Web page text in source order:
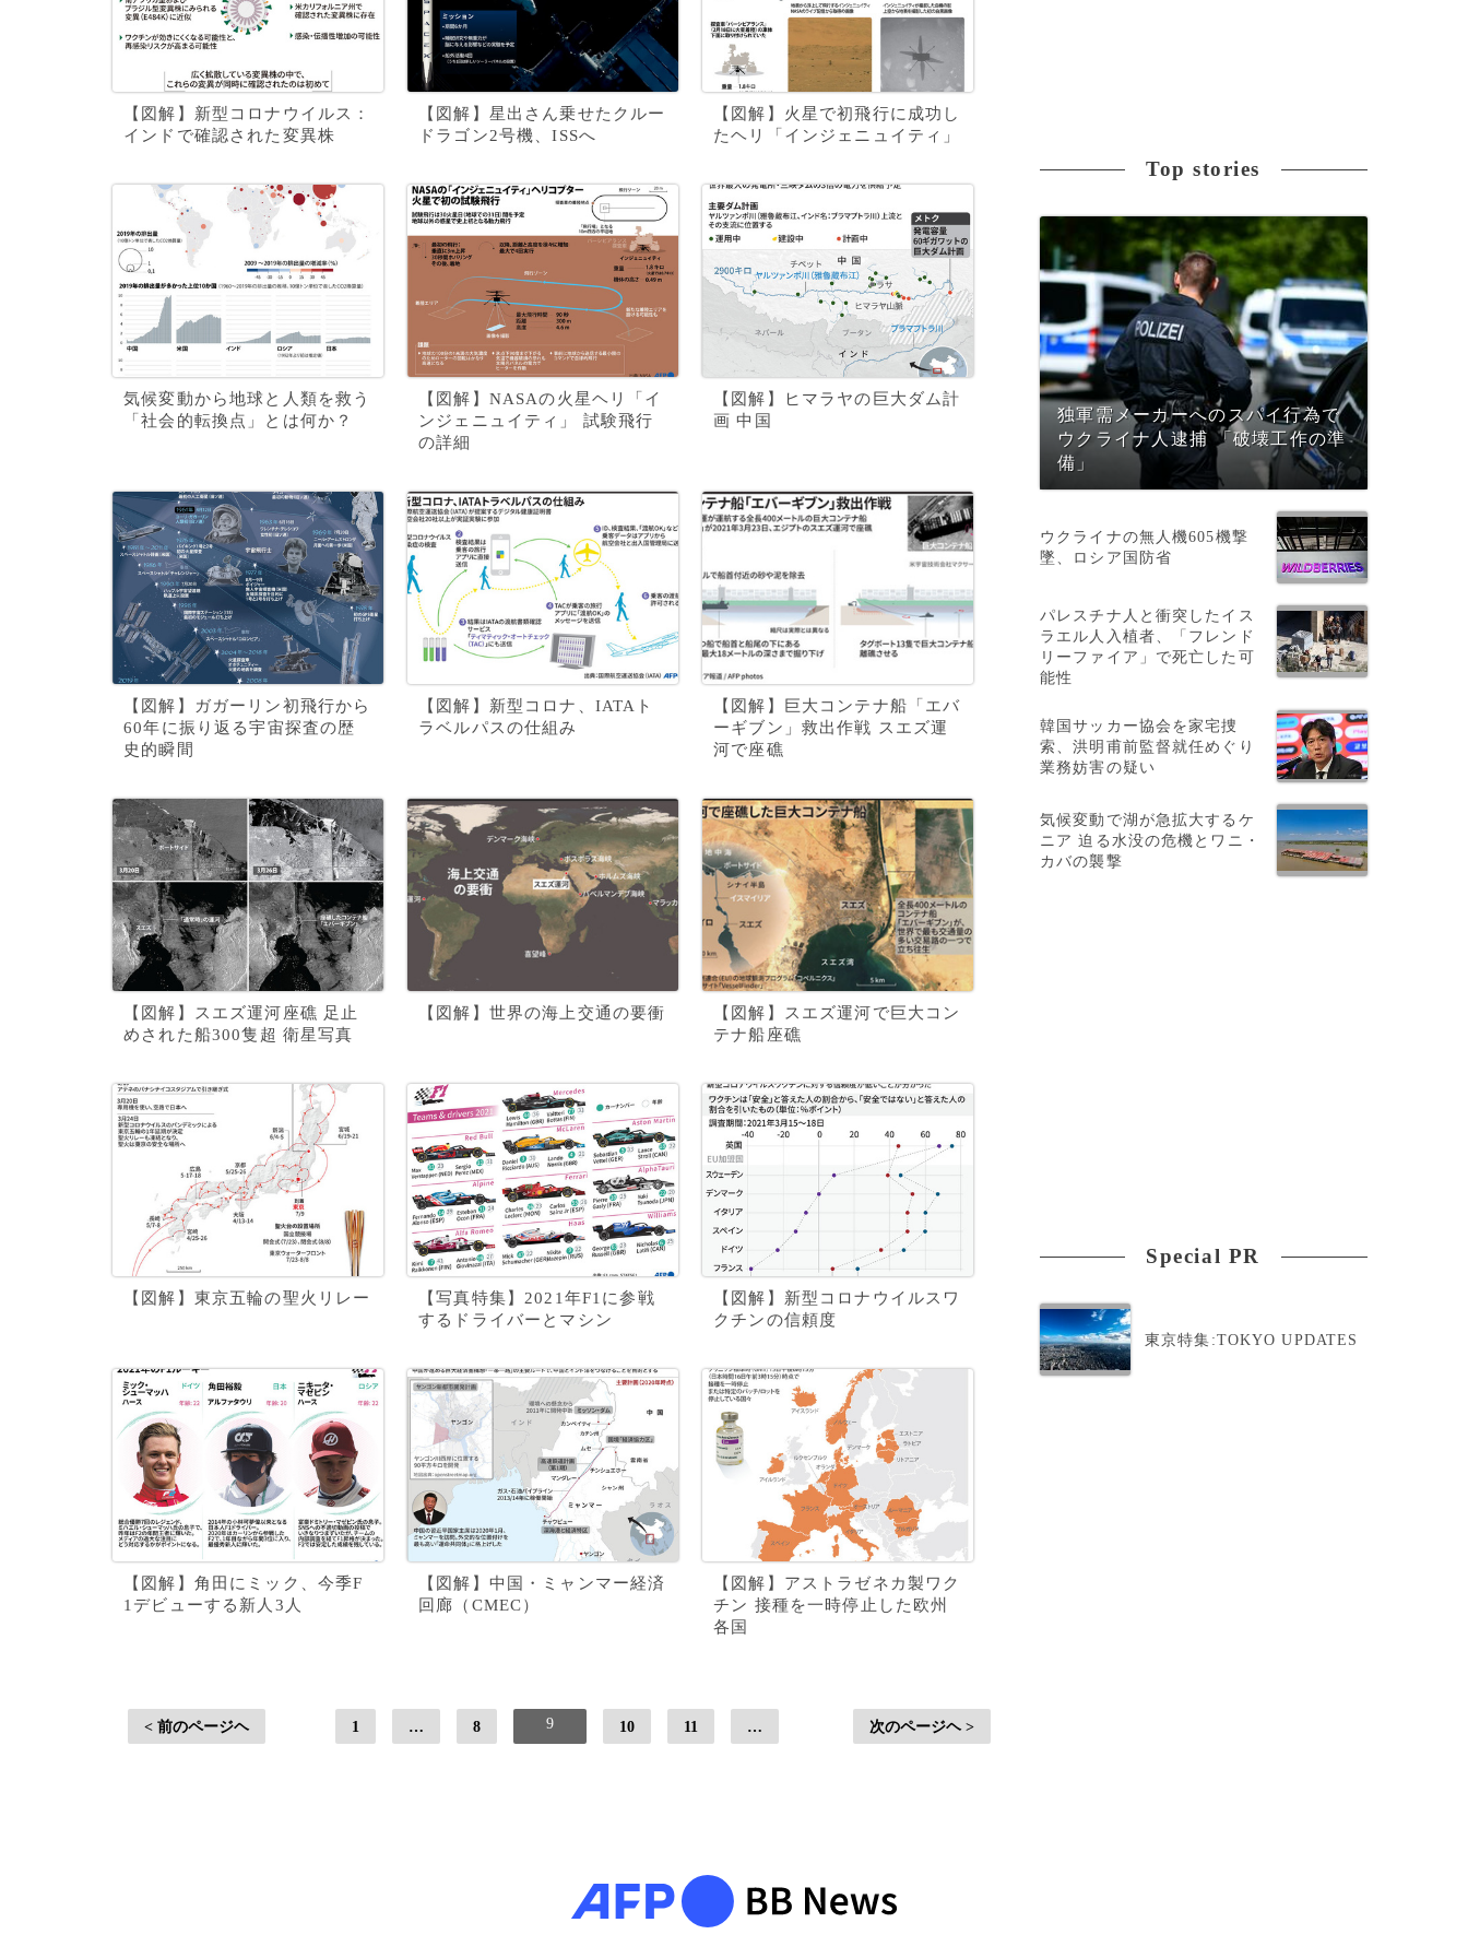
【図解】新型コロナウイルス：
インドで確認された変異株
【図解】星出さん乗せたクルー
ドラゴン2号機、ISSへ
【図解】火星で初飛行に成功し
たヘリ「インジェニュイティ」
気候変動から地球と人類を救う
「社会的転換点」とは何か？
【図解】NASAの火星ヘリ「イ
ンジェニュイティ」 試験飛行
の詳細
【図解】ヒマラヤの巨大ダム計
画 中国
【図解】ガガーリン初飛行から
60年に振り返る宇宙探査の歴
史的瞬間
【図解】新型コロナ、IATAト
ラベルパスの仕組み
【図解】巨大コンテナ船「エバ
ーギブン」救出作戦 スエズ運
河で座礁
【図解】スエズ運河座礁 足止
めされた船300隻超 衛星写真
【図解】世界の海上交通の要衝
【図解】スエズ運河で巨大コン
テナ船座礁
【図解】東京五輪の聖火リレー
【写真特集】2021年F1に参戦
するドライバーとマシン
【図解】新型コロナウイルスワ
クチンの信頼度
【図解】角田にミック、今季F
1デビューする新人3人
【図解】中国・ミャンマー経済
回廊（CMEC）
【図解】アストラゼネカ製ワク
チン 接種を一時停止した欧州
各国
< 前のページヘ 1 … 8 9 10 11 … 次のページヘ >
Top stories
独軍需メーカーへのスパイ行為で
ウクライナ人逮捕 「破壊工作の準
備」
ウクライナの無人機605機撃
墜、ロシア国防省
パレスチナ人と衝突したイス
ラエル人入植者、「フレンド
リーファイア」で死亡した可
能性
韓国サッカー協会を家宅捜
索、洪明甫前監督就任めぐり
業務妨害の疑い
気候変動で湖が急拡大するケ
ニア 迫る水没の危機とワニ・
カバの襲撃
Special PR
東京特集:TOKYO UPDATES